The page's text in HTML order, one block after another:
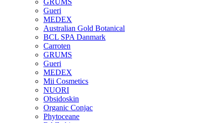
GRUMS
Gueri
MEDEX
Australian Gold Botanical
BCL SPA Danmark
Carroten
GRUMS
Gueri
MEDEX
Mii Cosmetics
NUORI
Obsidoskin
Organic Conjac
Phytoceane